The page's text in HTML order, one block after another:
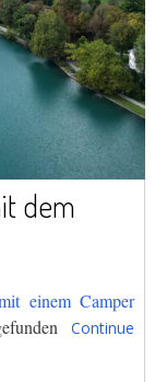
dem
einem Camper
Continue